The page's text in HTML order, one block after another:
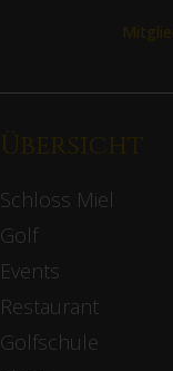
Übersicht
Schloss Miel
Golf
Events
Restaurant
Golfschule